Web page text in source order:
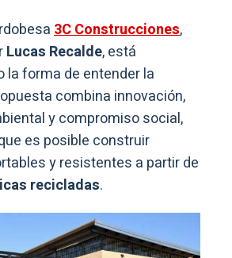
3C Construcciones,
Lucas Recalde, está
forma de entender la
combina innovación,
y compromiso social,
es posible construir
y resistentes a partir de
recicladas.